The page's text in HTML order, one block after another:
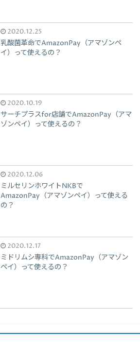
2020.12.25
乳酸菌革命でAmazonPay（アマゾンペ
イ）って使えるの？
2020.10.19
サーチプラスfor店舗でAmazonPay（アマ
ゾンペイ）って使えるの？
2020.12.06
ミルセリンホワイトNKBで
AmazonPay（アマゾンペイ）って使える
の？
2020.12.17
ミドリムシ専科でAmazonPay（アマゾン
ペイ）って使えるの？